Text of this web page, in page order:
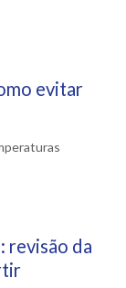
evitar
revisão da